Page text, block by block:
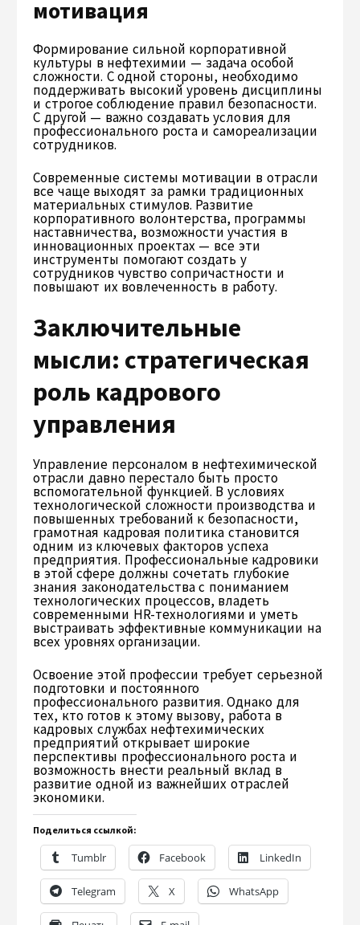
мотивация
Формирование сильной корпоративной
культуры в нефтехимии — задача особой
сложности. С одной стороны, необходимо
поддерживать высокий уровень дисциплины
и строгое соблюдение правил безопасности.
С другой — важно создавать условия для
профессионального роста и самореализации
сотрудников.
Современные системы мотивации в отрасли
все чаще выходят за рамки традиционных
материальных стимулов. Развитие
корпоративного волонтерства, программы
наставничества, возможности участия в
инновационных проектах — все эти
инструменты помогают создать у
сотрудников чувство сопричастности и
повышают их вовлеченность в работу.
Заключительные
мысли: стратегическая
роль кадрового
управления
Управление персоналом в нефтехимической
отрасли давно перестало быть просто
вспомогательной функцией. В условиях
технологической сложности производства и
повышенных требований к безопасности,
грамотная кадровая политика становится
одним из ключевых факторов успеха
предприятия. Профессиональные кадровики
в этой сфере должны сочетать глубокие
знания законодательства с пониманием
технологических процессов, владеть
современными HR-технологиями и уметь
выстраивать эффективные коммуникации на
всех уровнях организации.
Освоение этой профессии требует серьезной
подготовки и постоянного
профессионального развития. Однако для
тех, кто готов к этому вызову, работа в
кадровых службах нефтехимических
предприятий открывает широкие
перспективы профессионального роста и
возможность внести реальный вклад в
развитие одной из важнейших отраслей
экономики.
Поделиться ссылкой:
Tumblr Facebook LinkedIn
Telegram X WhatsApp